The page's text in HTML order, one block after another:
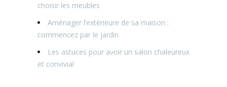
choisir les meubles
Aménager l’extérieure de sa maison :
commencez par le jardin
Les astuces pour avoir un salon chaleureux
et convivial